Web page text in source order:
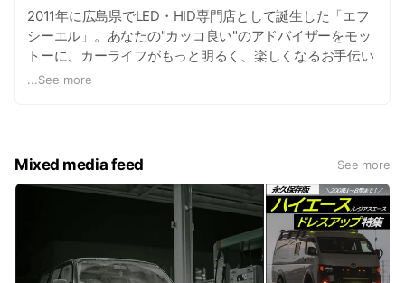
2011年に広島県でLED・HID専門店として誕生した「エフ
シーエル」。あなたの"カッコ良い"のアドバイザーをモッ
トーに、カーライフがもっと明るく、楽しくなるお手伝い
をさせていただきます。
...See more
Mixed media feed See more